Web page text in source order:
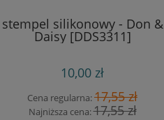
taśma dekoracyjna -
w kratkę (ciemno zielona)
stempel silikonowy - Don &
Daisy [DDS3311]
10,00 zł
Cena regularna:17,55 zł
Najniższa cena:17,55 zł